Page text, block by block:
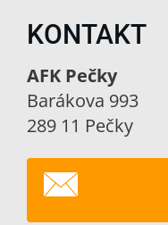
KONTAKT
AFK Pečky
Barákova 993
289 11 Pečky